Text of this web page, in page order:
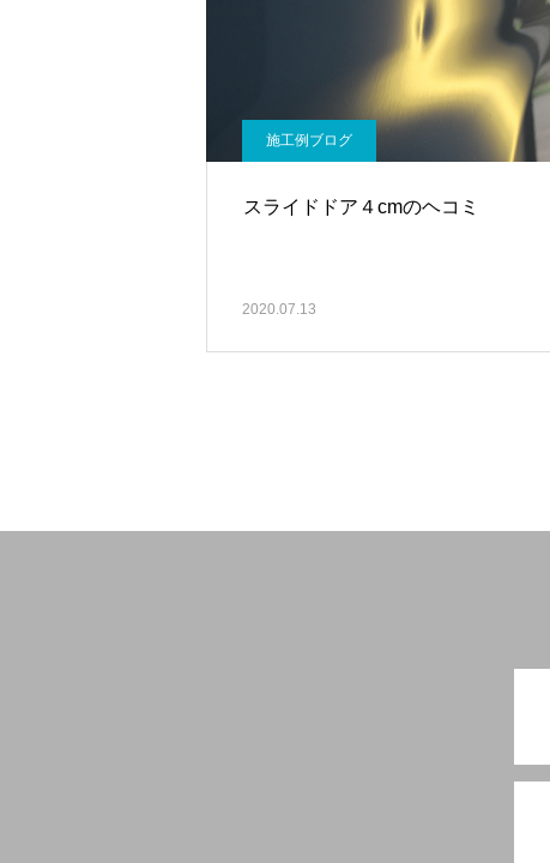
施工例ブログ
スライドドア４cmのヘコミ
2020.07.13